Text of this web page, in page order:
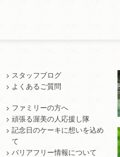
スタッフブログ
よくあるご質問
ファミリーの方へ
頑張る渥美の人応援し隊
記念日のケーキに想いを込め
て
バリアフリー情報について